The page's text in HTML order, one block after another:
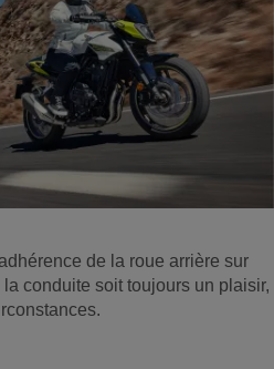
de la roue arrière sur
conduite soit toujours un plaisir,